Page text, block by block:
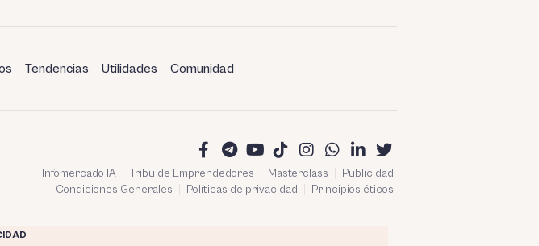
Tendencias Utilidades Comunidad
Infomercado IA Tribu de Emprendedores Masterclass
Publicidad
Condiciones Generales
Políticas de privacidad Principios éticos